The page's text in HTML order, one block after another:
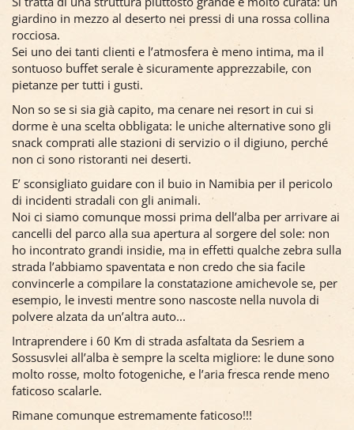
giardino in mezzo al deserto nei pressi di una rossa collina
rocciosa.
Sei uno dei tanti clienti e l’atmosfera è meno intima, ma il
sontuoso buffet serale è sicuramente apprezzabile, con
pietanze per tutti i gusti.
Non so se si sia già capito, ma cenare nei resort in cui si
dorme è una scelta obbligata: le uniche alternative sono gli
snack comprati alle stazioni di servizio o il digiuno, perché
non ci sono ristoranti nei deserti.
E’ sconsigliato guidare con il buio in Namibia per il pericolo
di incidenti stradali con gli animali.
Noi ci siamo comunque mossi prima dell’alba per arrivare ai
cancelli del parco alla sua apertura al sorgere del sole: non
ho incontrato grandi insidie, ma in effetti qualche zebra sulla
strada l’abbiamo spaventata e non credo che sia facile
convincerle a compilare la constatazione amichevole se, per
esempio, le investi mentre sono nascoste nella nuvola di
polvere alzata da un’altra auto...
Intraprendere i 60 Km di strada asfaltata da Sesriem a
Sossusvlei all’alba è sempre la scelta migliore: le dune sono
molto rosse, molto fotogeniche, e l’aria fresca rende meno
faticoso scalarle.
Rimane comunque estremamente faticoso!!!